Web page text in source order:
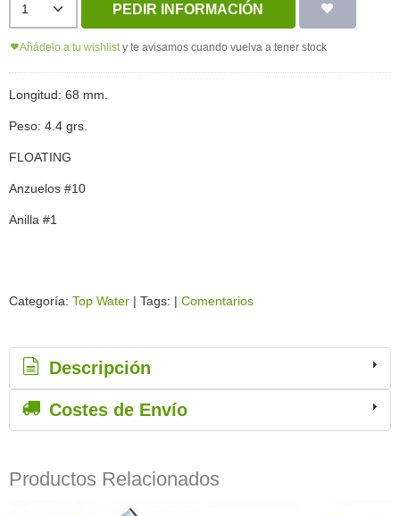
PEDIR INFORMACIÓN
Añádelo a tu wishlist y te avisamos cuando vuelva a tener stock
Longitud: 68 mm.
Peso: 4.4 grs.
FLOATING
Anzuelos #10
Anilla #1
Categoría: Top Water | Tags: | Comentarios
Descripción
Costes de Envío
Productos Relacionados